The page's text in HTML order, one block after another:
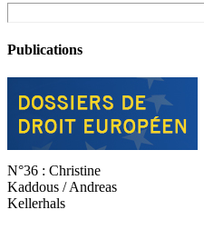
Publications
N°36 : Christine
Kaddous / Andreas
Kellerhals